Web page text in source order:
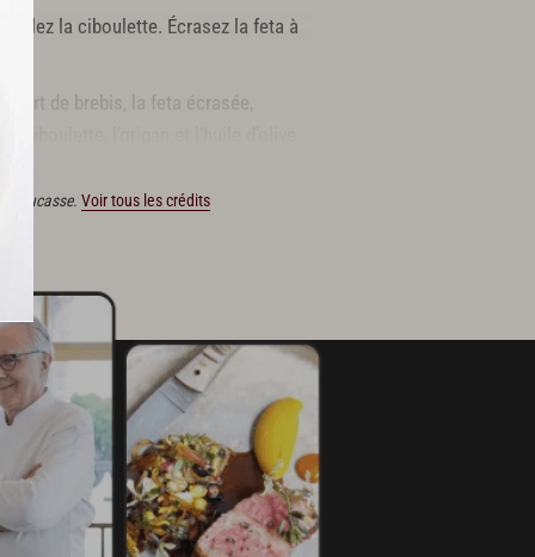
la ciboulette. Écrasez la feta à
de brebis, la feta écrasée,
l’origan et l’huile d’olive.
Ducasse. Voir tous les crédits